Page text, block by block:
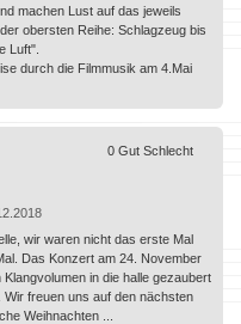
machen Lust auf das jeweils
obersten Reihe: Schlagzeug bis
Luft".
durch die Filmmusik am 4.Mai
wir waren nicht das erste Mal
Das Konzert am 24. November
in die halle gezaubert
freuen uns auf den nächsten
Weihnachten ...
0 Gut Schlecht